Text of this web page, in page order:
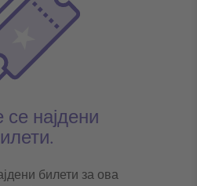
се најдени
билети за ова